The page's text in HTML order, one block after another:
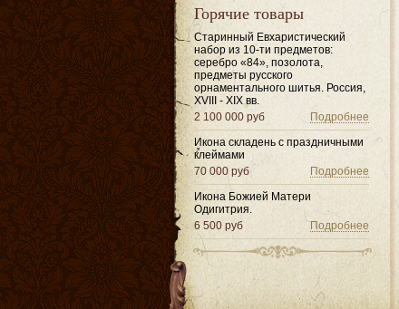
Горячие товары
Старинный Евхаристический
набор из 10-ти предметов:
серебро «84», позолота,
предметы русского
орнаментального шитья. Россия,
XVIII - XIX вв.
Подробнее
2 100 000 руб
Икона складень с праздничными
клеймами
Подробнее
70 000 руб
Икона Божией Матери
Одигитрия.
Подробнее
6 500 руб